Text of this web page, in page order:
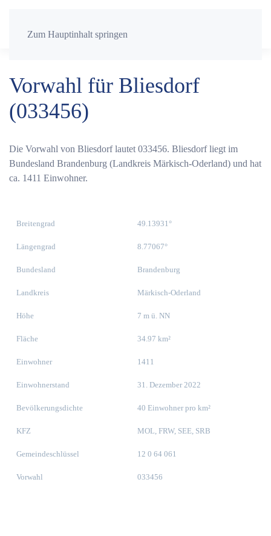
Zum Hauptinhalt springen
Vorwahl für Bliesdorf
(033456)
Die Vorwahl von Bliesdorf lautet 033456. Bliesdorf liegt im
Bundesland Brandenburg (Landkreis Märkisch-Oderland) und hat
ca. 1411 Einwohner.
Breitengrad 49.13931°
Längengrad 8.77067°
Bundesland Brandenburg
Landkreis Märkisch-Oderland
Höhe 7 m ü. NN
Fläche 34.97 km²
Einwohner 1411
Einwohnerstand 31. Dezember 2022
Bevölkerungsdichte 40 Einwohner pro km²
KFZ MOL, FRW, SEE, SRB
Gemeindeschlüssel 12 0 64 061
Vorwahl 033456